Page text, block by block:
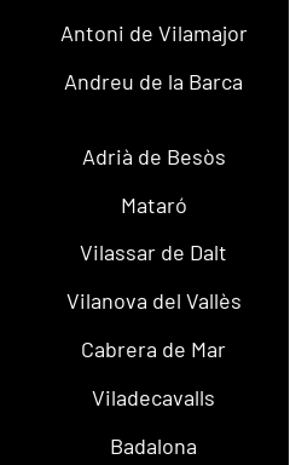
Antoni de Vilamajor
Andreu de la Barca
Adrià de Besòs
Mataró
Vilassar de Dalt
Vilanova del Vallès
Cabrera de Mar
Viladecavalls
Badalona